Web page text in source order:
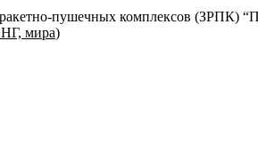
пушечных комплексов (ЗРПК)
мира)